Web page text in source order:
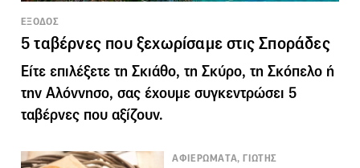
ΕΞΟΔΟΣ
5 ταβέρνες που ξεχωρίσαμε στις Σποράδες
Είτε επιλέξετε τη Σκιάθο, τη Σκύρο, τη Σκόπελο ή
την Αλόννησο, σας έχουμε συγκεντρώσει 5
ταβέρνες που αξίζουν.
ΑΦΙΕΡΩΜΑΤΑ, ΓΙΩΤΗΣ